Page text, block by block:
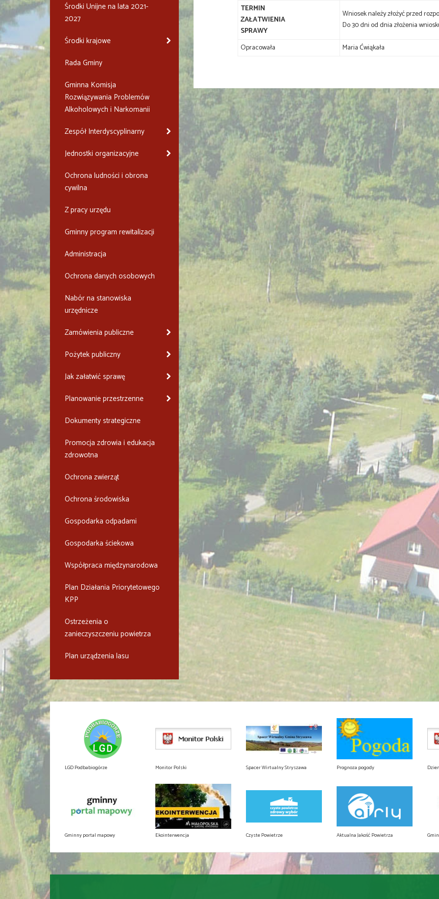
Środki Unijne na lata 2021-
2027
Środki krajowe
Rada Gminy
Gminna Komisja
Rozwiązywania Problemów
Alkoholowych i Narkomanii
Zespół Interdyscyplinarny
Jednostki organizacyjne
Ochrona ludności i obrona
cywilna
Z pracy urzędu
Gminny program rewitalizacji
Administracja
Ochrona danych osobowych
Nabór na stanowiska
urzędnicze
Zamówienia publiczne
Pożytek publiczny
Jak załatwić sprawę
Planowanie przestrzenne
Dokumenty strategiczne
Promocja zdrowia i edukacja
zdrowotna
Ochrona zwierząt
Ochrona środowiska
Gospodarka odpadami
Gospodarka ściekowa
Współpraca międzynarodowa
Plan Działania Priorytetowego
KPP
Ostrzeżenia o
zanieczyszczeniu powietrza
Plan urządzenia lasu
TERMIN
ZAŁATWIENIA
SPRAWY
Wniosek należy złożyć przed
Do 30 dni od dnia złożenia
Opracowała
Maria Ćwiąkała
LGD Podbabiogórze Monitor Polski Spacer Wirtualny Stryszawa Prognoza pogody
Gminny portal mapowy Ekointerwencja Czyste Powietrze Aktualna Jakość Powietrza